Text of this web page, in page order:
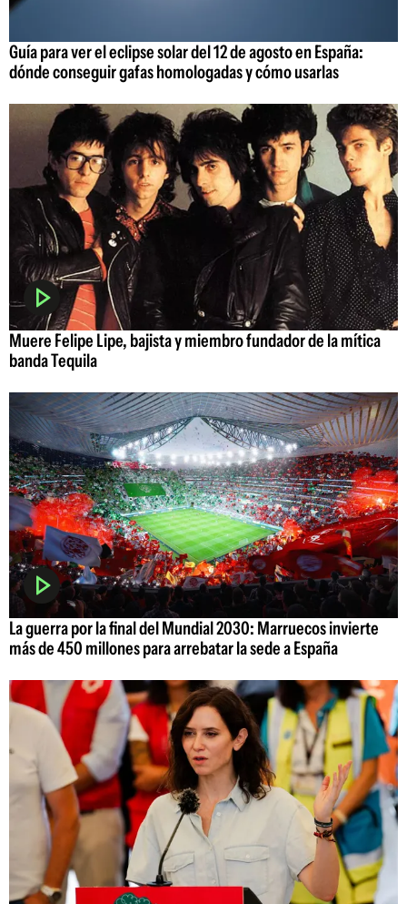
Guía para ver el eclipse solar del 12 de agosto en España:
dónde conseguir gafas homologadas y cómo usarlas
Muere Felipe Lipe, bajista y miembro fundador de la mítica
banda Tequila
La guerra por la final del Mundial 2030: Marruecos invierte
más de 450 millones para arrebatar la sede a España